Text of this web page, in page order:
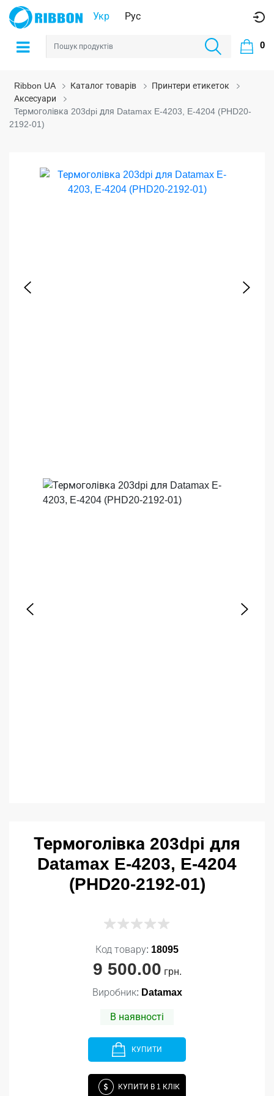
Укр Рус
0
Ribbon UA Каталог товарів
Принтери етикеток
Аксесуари
Термоголівка 203dpi для Datamax E-4203, E-4204 (PHD20-
2192-01)
Термоголівка 203dpi для
Datamax E-4203, E-4204
(PHD20-2192-01)
Код товару: 18095
9 500.00 грн.
Виробник: Datamax
В наявності
КУПИТИ
КУПИТИ В 1 КЛІК